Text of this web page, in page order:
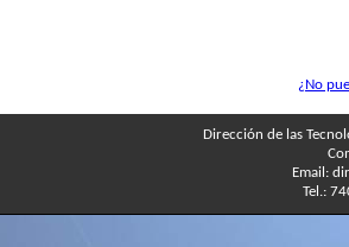
¿No
Dirección de las
Email:
Tel.: